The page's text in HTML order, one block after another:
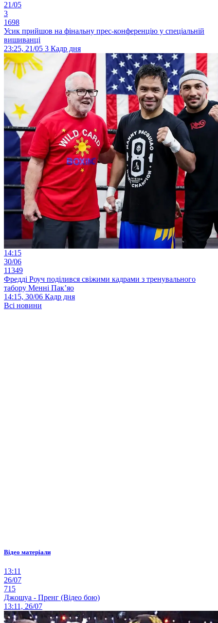
21/05
3
1698
Усик прийшов на фінальну прес-конференцію у спеціальній
вишиванці
23:25, 21/05 3 Кадр дня
14:15
30/06
11349
Фредді Роуч поділився свіжими кадрами з тренувального
табору Менні Пак’яо
14:15, 30/06 Кадр дня
Всі новини
Відео матеріали
13:11
26/07
715
Джошуа - Пренг (Відео бою)
13:11, 26/07